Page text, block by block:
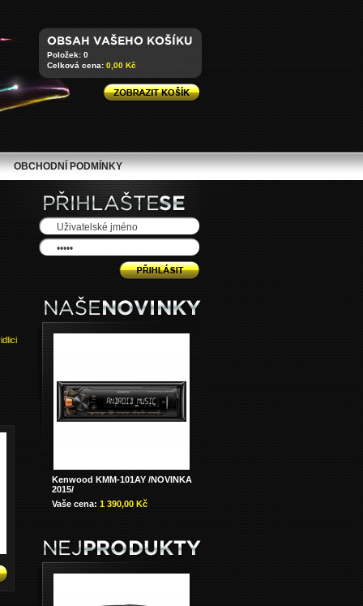
Kenwood KMM-101AY /NOVINKA
2015/
Vaše cena: 1 390,00 Kč
OBCHODNÍ PODMÍNKY
Položek: 0
Celková cena: 0,00 Kč